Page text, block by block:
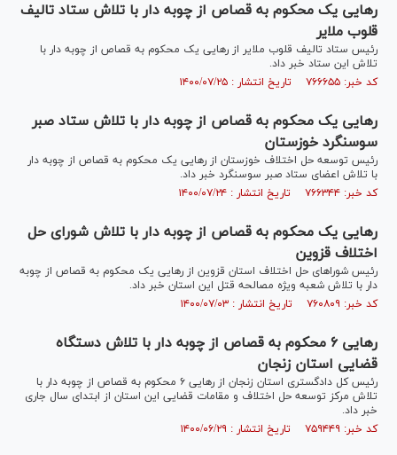
رهایی یک محکوم به قصاص از چوبه دار با تلاش ستاد تالیف
قلوب ملایر
رئیس ستاد تالیف قلوب ملایر از رهایی یک محکوم به قصاص از چوبه دار با
تلاش این ستاد خبر داد.
کد خبر: ۷۶۶۶۵۵ تاریخ انتشار : ۱۴۰۰/۰۷/۲۵
رهایی یک محکوم به قصاص از چوبه دار با تلاش ستاد صبر
سوسنگرد خوزستان
رئیس توسعه حل اختلاف خوزستان از رهایی یک محکوم به قصاص از چوبه دار
با تلاش اعضای ستاد صبر سوسنگرد خبر داد.
کد خبر: ۷۶۶۳۴۴ تاریخ انتشار : ۱۴۰۰/۰۷/۲۴
رهایی یک محکوم به قصاص از چوبه دار با تلاش شورای حل
اختلاف قزوین
رئیس شورا‌های حل اختلاف استان قزوین از رهایی یک محکوم به قصاص از چوبه
دار با تلاش شعبه ویژه مصالحه قتل این استان خبر داد.
کد خبر: ۷۶۰۸۰۹ تاریخ انتشار : ۱۴۰۰/۰۷/۰۳
رهایی ۶ محکوم به قصاص از چوبه دار با تلاش دستگاه
قضایی استان زنجان
رئیس کل دادگستری استان زنجان از رهایی ۶ محکوم به قصاص از چوبه دار با
تلاش مرکز توسعه حل اختلاف و مقامات قضایی این استان از ابتدای سال جاری
خبر داد.
کد خبر: ۷۵۹۴۴۹ تاریخ انتشار : ۱۴۰۰/۰۶/۲۹